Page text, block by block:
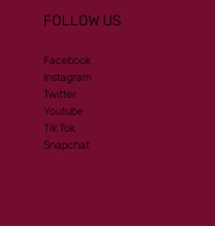
FOLLOW US
Facebook
Instagram
Twitter
Youtube
Tik Tok
Snapchat